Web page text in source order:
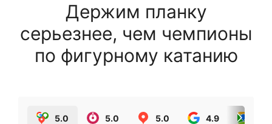
Держим планку
серьезнее, чем чемпионы
по фигурному катанию
5.0 5.0 5.0 4.9